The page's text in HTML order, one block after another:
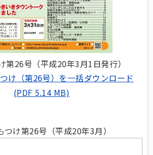
第26号（平成20年3月1日発行）
け（第26号）を一括ダウンロード
(PDF 5.14 MB)
つけ第26号（平成20年3月）